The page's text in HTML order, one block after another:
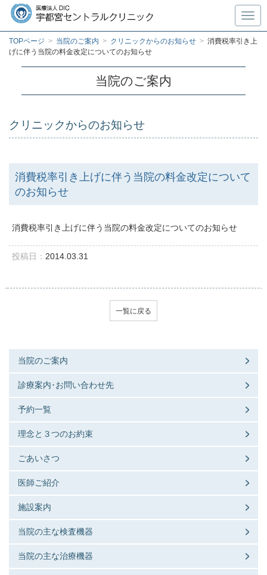
TOPページ > 当院のご案内 > クリニックからのお知らせ > 消費税率引き上
げに伴う当院の料金改定についてのお知らせ
当院のご案内
クリニックからのお知らせ
消費税率引き上げに伴う当院の料金改定について
のお知らせ
消費税率引き上げに伴う当院の料金改定についてのお知らせ
投稿日： 2014.03.31
一覧に戻る
当院のご案内
診療案内･お問い合わせ先
予約一覧
理念と３つのお約束
ごあいさつ
医師ご紹介
施設案内
当院の主な検査機器
当院の主な治療機器